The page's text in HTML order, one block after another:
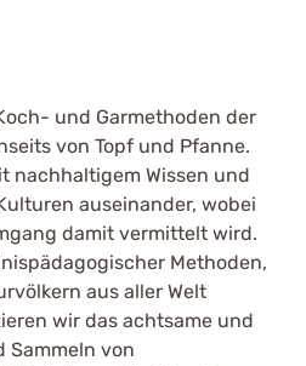
und Garmethoden der
von Topf und Pfanne.
nachhaltigem Wissen und
auseinander, wobei
damit vermittelt wird.
Methoden,
aus aller Welt
wir das achtsame und
Sammeln von